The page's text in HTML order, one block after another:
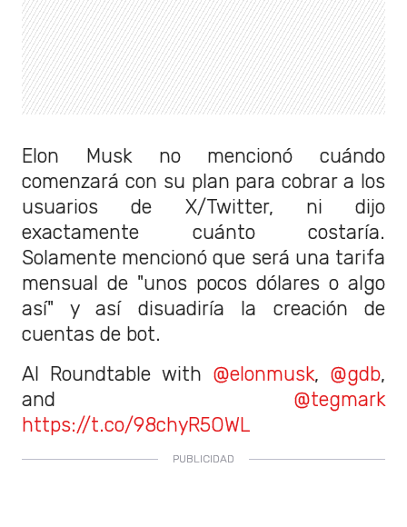
Elon Musk no mencionó cuándo
comenzará con su plan para cobrar a los
usuarios de X/Twitter, ni dijo
exactamente cuánto costaría.
Solamente mencionó que será una tarifa
mensual de "unos pocos dólares o algo
así" y así disuadiría la creación de
cuentas de bot.
AI Roundtable with @elonmusk, @gdb,
and @tegmark
https://t.co/98chyR5OWL